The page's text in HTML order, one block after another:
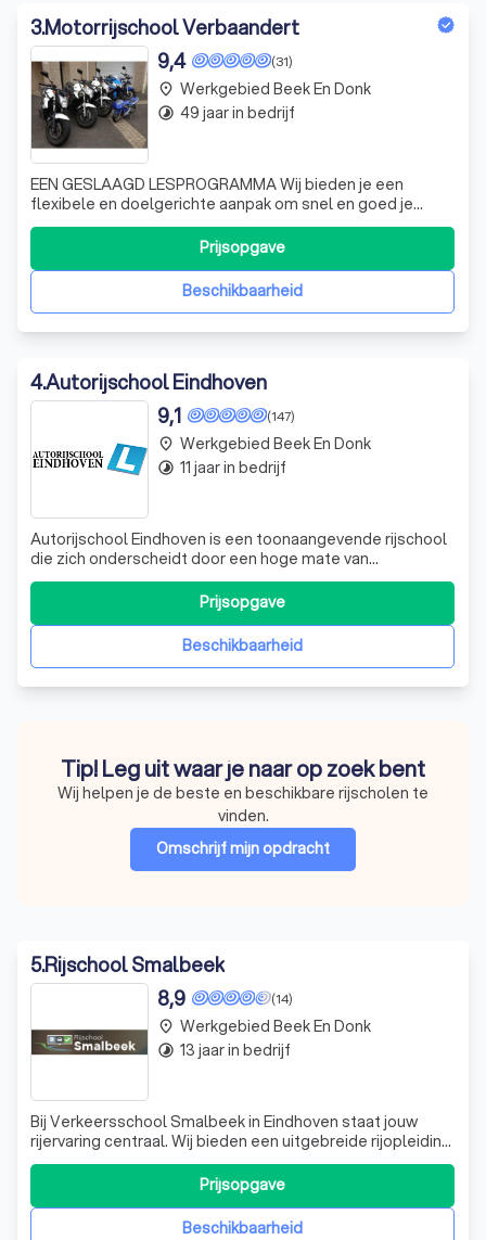
3.Motorrijschool Verbaandert
(31)
9,4
EEN GESLAAGD LESPROGRAMMA Wij bieden je een
flexibele en doelgerichte aanpak om snel en goed je
rijbewijs te behalen. Onze jarenlange ervaring en onze
algemene passie voor het motorrijden is wat
Motorrijschool Verbaandert dé rijschool van regio
Veldhoven en Eindhoven maakt. De rijinstructeur is K.N.
Beschikbaarheid
Prijsopgave
place Werkgebied Beek En Donk
timelapse 49 jaar in bedrijf
4.Autorijschool Eindhoven
(147)
9,1
Autorijschool Eindhoven is een toonaangevende rijschool
die zich onderscheidt door een hoge mate van
deskundigheid en passie voor het vak. Wij begrijpen dat
het behalen van je rijbewijs een belangrijke mijlpaal is en
wij zetten ons in om dit proces zo soepel en aangenaam
mogelijk te maken. Onze ervaBeschikbaarheid
Prijsopgave
place Werkgebied Beek En Donk
timelapse 11 jaar in bedrijf
Tip! Leg uit waar je naar op zoek bent
Wij helpen je de beste en beschikbare rijscholen te
vinden.
Omschrijf mijn opdracht
5.Rijschool Smalbeek
(14)
8,9
Bij Verkeersschool Smalbeek in Eindhoven staat jouw
rijervaring centraal. Wij bieden een uitgebreide rijopleiding
aan, waarbij je lessen volgt onder de deskundige leiding
van je vaste instructeur. Onze lessen zijn zorgvuldig
opgebouwd en afgestemd op jouw persoonlijke
vorderingen, die we bijhouden i
Beschikbaarheid
Prijsopgave
place Werkgebied Beek En Donk
timelapse 13 jaar in bedrijf